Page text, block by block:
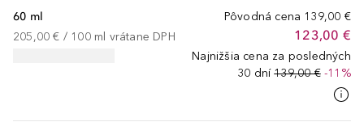
Pôvodná cena 139,00 €
123,00 €
Najnižšia cena za posledných
30 dní 139,00 €-11%
60 ml
205,00 € / 100 ml vrátane DPH